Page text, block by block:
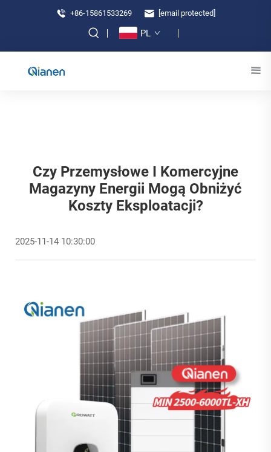
+86-15861533269 [email protected]
PL
Czy Przemysłowe I Komercyjne
Magazyny Energii Mogą Obniżyć
Koszty Eksploatacji?
2025-11-14 10:30:00